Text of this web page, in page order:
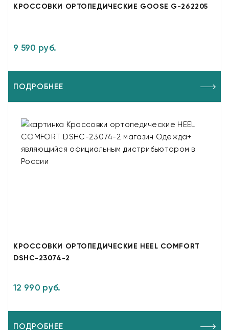
КРОССОВКИ ОРТОПЕДИЧЕСКИЕ GOOSE G-262205
9 590 руб.
ПОДРОБНЕЕ
КРОССОВКИ ОРТОПЕДИЧЕСКИЕ HEEL COMFORT
DSHC-23074-2
12 990 руб.
ПОДРОБНЕЕ